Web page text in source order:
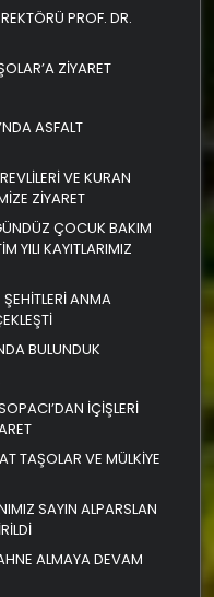
PROF. DR.
ZİYARET
ASFALT
VE KURAN
ZİYARET
ÇOCUK BAKIM
YILI KAYITLARIMIZ
ANMA
BULUNDUK
İÇİŞLERİ
TAŞOLAR VE MÜLKİYE
SAYIN ALPARSLAN
ALMAYA DEVAM